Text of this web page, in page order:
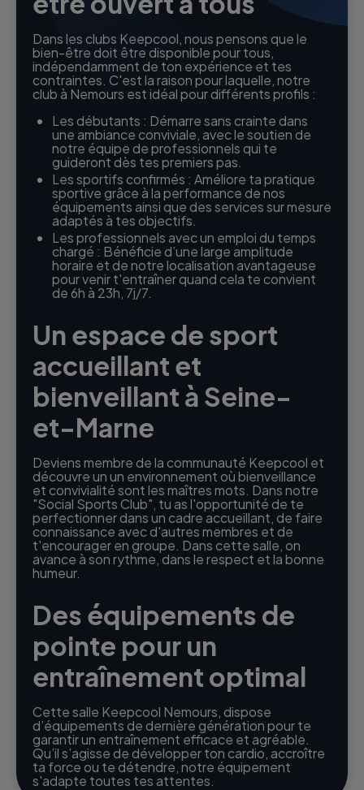
Dans les clubs Keepcool, nous pensons que le
bien-être doit être disponible pour tous,
indépendamment de ton expérience et tes
contraintes. C'est la raison pour laquelle, notre
club à Nemours est idéal pour différents profils :
Les débutants : Démarre sans crainte dans
une ambiance conviviale, avec le soutien de
notre équipe de professionnels qui te
guideront dès tes premiers pas.
Les sportifs confirmés : Améliore ta pratique
sportive grâce à la performance de nos
équipements ainsi que des services sur mesure
adaptés à tes objectifs.
Les professionnels avec un emploi du temps
chargé : Bénéficie d’une large amplitude
horaire et de notre localisation avantageuse
pour venir t'entraîner quand cela te convient
de 6h à 23h, 7j/7.
Un espace de sport
accueillant et
bienveillant à Seine-
et-Marne
Deviens membre de la communauté Keepcool et
découvre un un environnement où bienveillance
et convivialité sont les maîtres mots. Dans notre
"Social Sports Club", tu as l'opportunité de te
perfectionner dans un cadre accueillant, de faire
connaissance avec d'autres membres et de
t'encourager en groupe. Dans cette salle, on
avance à son rythme, dans le respect et la bonne
humeur.
Des équipements de
pointe pour un
entraînement optimal
Cette salle Keepcool Nemours, dispose
d’équipements de dernière génération pour te
garantir un entraînement efficace et agréable.
Qu’il s’agisse de développer ton cardio, accroître
ta force ou te détendre, notre équipement
s'adapte toutes tes attentes.